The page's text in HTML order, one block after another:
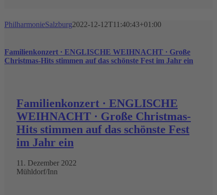
PhilharmonieSalzburg2022-12-12T11:40:43+01:00
Familienkonzert · ENGLISCHE WEIHNACHT · Große
Christmas-Hits stimmen auf das schönste Fest im Jahr ein
Familienkonzert · ENGLISCHE
WEIHNACHT · Große Christmas-
Hits stimmen auf das schönste Fest
im Jahr ein
11. Dezember 2022
Mühldorf/Inn